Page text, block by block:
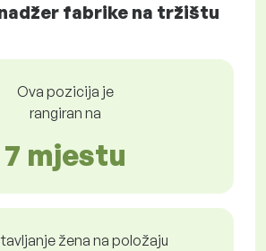
fabrike na tržištu
Ova pozicija je
rangiran na
7 mjestu
žena na položaju